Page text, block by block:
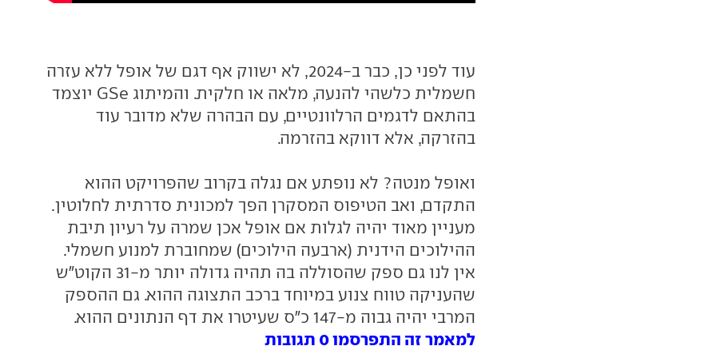
עוד לפני כן, כבר ב-2024, לא ישווק אף דגם של אופל ללא עזרה
חשמלית כלשהי להנעה, מלאה או חלקית. והמיתוג GSe יוצמד
בהתאם לדגמים הרלוונטיים, עם הבהרה שלא מדובר עוד
בהזרקה, אלא דווקא בהזרמה.
ואופל מנטה? לא נופתע אם נגלה בקרוב שהפרויקט ההוא
התקדם, ואב הטיפוס המסקרן הפך למכונית סדרתית לחלוטין.
מעניין מאוד יהיה לגלות אם אופל אכן שמרה על רעיון תיבת
ההילוכים הידנית (ארבעה הילוכים) שמחוברת למנוע חשמלי.
אין לנו גם ספק שהסוללה בה תהיה גדולה יותר מ-31 הקוט"ש
שהעניקה טווח צנוע במיוחד ברכב התצוגה ההוא. גם ההספק
המרבי יהיה גבוה מ-147 כ"ס שעיטרו את דף הנתונים ההוא.
למאמר זה התפרסמו 0 תגובות